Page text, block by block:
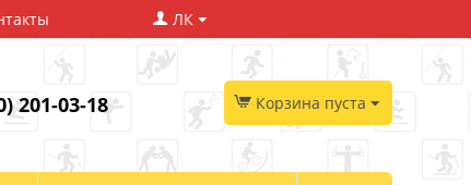
ЛК
201-03-18 Корзина пуста